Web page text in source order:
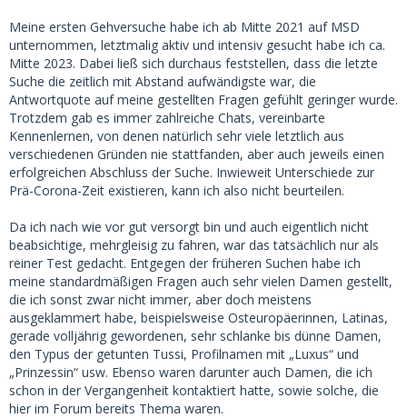
Meine ersten Gehversuche habe ich ab Mitte 2021 auf MSD
unternommen, letztmalig aktiv und intensiv gesucht habe ich ca.
Mitte 2023. Dabei ließ sich durchaus feststellen, dass die letzte
Suche die zeitlich mit Abstand aufwändigste war, die
Antwortquote auf meine gestellten Fragen gefühlt geringer wurde.
Trotzdem gab es immer zahlreiche Chats, vereinbarte
Kennenlernen, von denen natürlich sehr viele letztlich aus
verschiedenen Gründen nie stattfanden, aber auch jeweils einen
erfolgreichen Abschluss der Suche. Inwieweit Unterschiede zur
Prä-Corona-Zeit existieren, kann ich also nicht beurteilen.
Da ich nach wie vor gut versorgt bin und auch eigentlich nicht
beabsichtige, mehrgleisig zu fahren, war das tatsächlich nur als
reiner Test gedacht. Entgegen der früheren Suchen habe ich
meine standardmäßigen Fragen auch sehr vielen Damen gestellt,
die ich sonst zwar nicht immer, aber doch meistens
ausgeklammert habe, beispielsweise Osteuropäerinnen, Latinas,
gerade volljährig gewordenen, sehr schlanke bis dünne Damen,
den Typus der getunten Tussi, Profilnamen mit „Luxus“ und
„Prinzessin“ usw. Ebenso waren darunter auch Damen, die ich
schon in der Vergangenheit kontaktiert hatte, sowie solche, die
hier im Forum bereits Thema waren.